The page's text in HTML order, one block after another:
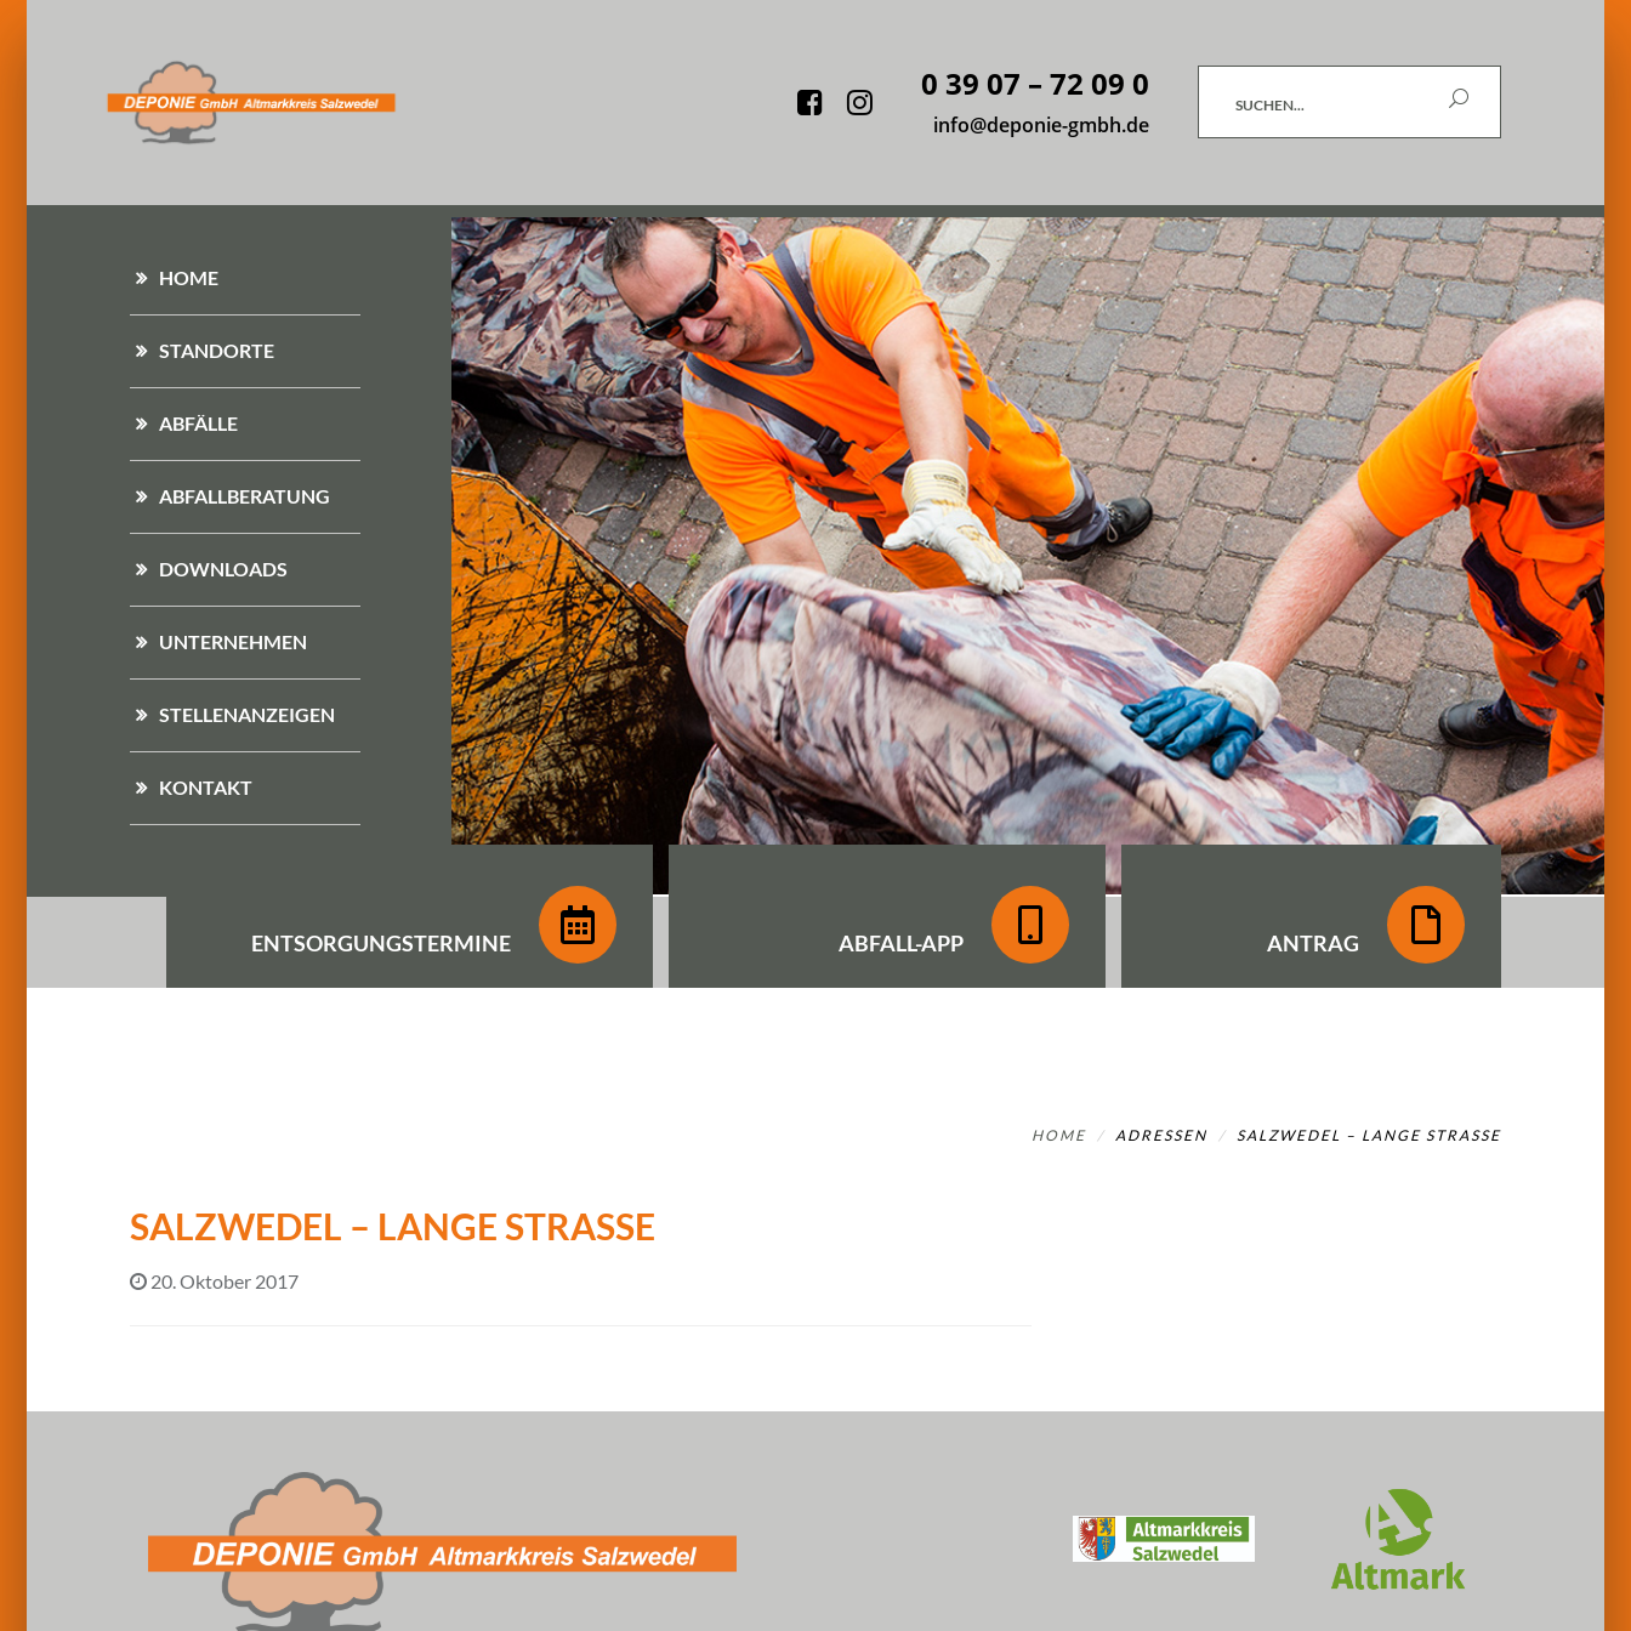
Facebook
Instagram
0 39 07 – 72 09 0
info@deponie-gmbh.de
Suchen
HOME
STANDORTE
ABFÄLLE
ABFALLBERATUNG
DOWNLOADS
UNTERNEHMEN
STELLENANZEIGEN
KONTAKT
ENTSORGUNGSTERMINE ABFALL-APP ANTRAG
HOME ADRESSEN SALZWEDEL – LANGE STRASSE
SALZWEDEL – LANGE STRASSE
20. Oktober 2017